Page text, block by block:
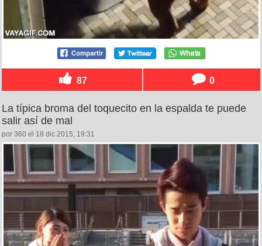
87 0
La típica broma del toquecito en la espalda te puede
salir así de mal
por 360 el 18 dic 2015, 19:31